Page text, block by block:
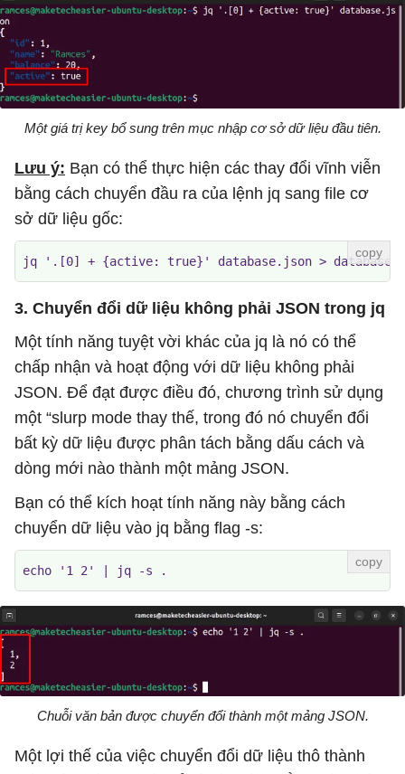
Một giá trị key bổ sung trên mục nhập cơ sở dữ liệu đầu tiên.
Lưu ý: Bạn có thể thực hiện các thay đổi vĩnh viễn
bằng cách chuyển đầu ra của lệnh jq sang file cơ
sở dữ liệu gốc:
jq '.[0] + {active: true}' database.json >
3. Chuyển đổi dữ liệu không phải JSON trong jq
Một tính năng tuyệt vời khác của jq là nó có thể
chấp nhận và hoạt động với dữ liệu không phải
JSON. Để đạt được điều đó, chương trình sử dụng
một “slurp mode thay thế, trong đó nó chuyển đổi
bất kỳ dữ liệu được phân tách bằng dấu cách và
dòng mới nào thành một mảng JSON.
Bạn có thể kích hoạt tính năng này bằng cách
chuyển dữ liệu vào jq bằng flag -s:
echo '1 2' | jq -s .
Chuỗi văn bản được chuyển đổi thành một mảng JSON.
Một lợi thế của việc chuyển đổi dữ liệu thô thành